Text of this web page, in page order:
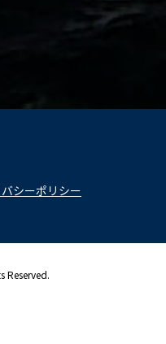
シーポリシー
Reserved.